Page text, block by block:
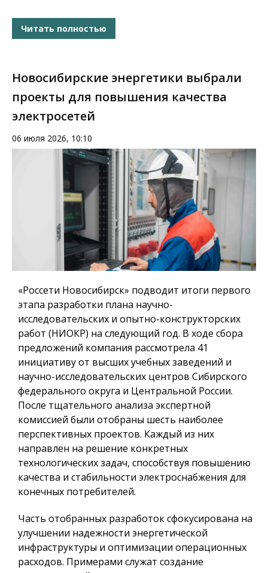
Читать полностью
Новосибирские энергетики выбрали
проекты для повышения качества
электросетей
06 июля 2026, 10:10
«Россети Новосибирск» подводит итоги первого
этапа разработки плана научно-
исследовательских и опытно-конструкторских
работ (НИОКР) на следующий год. В ходе сбора
предложений компания рассмотрела 41
инициативу от высших учебных заведений и
научно-исследовательских центров Сибирского
федерального округа и Центральной России.
После тщательного анализа экспертной
комиссией были отобраны шесть наиболее
перспективных проектов. Каждый из них
направлен на решение конкретных
технологических задач, способствуя повышению
качества и стабильности электроснабжения для
конечных потребителей.
Часть отобранных разработок сфокусирована на
улучшении надежности энергетической
инфраструктуры и оптимизации операционных
расходов. Примерами служат создание